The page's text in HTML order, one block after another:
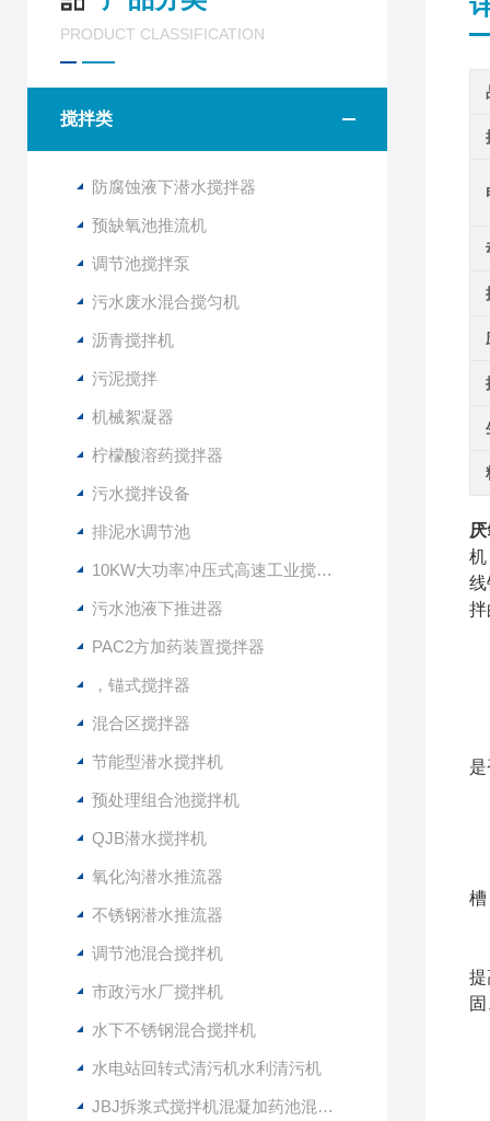
PRODUCT CLASSIFICATION
搅拌类
防腐蚀液下潜水搅拌器
预缺氧池推流机
调节池搅拌泵
污水废水混合搅匀机
沥青搅拌机
污泥搅拌
机械絮凝器
柠檬酸溶药搅拌器
污水搅拌设备
排泥水调节池
10KW大功率冲压式高速工业搅拌设备
污水池液下推进器
PAC2方加药装置搅拌器
，锚式搅拌器
混合区搅拌器
节能型潜水搅拌机
预处理组合池搅拌机
QJB潜水搅拌机
氧化沟潜水推流器
不锈钢潜水推流器
调节池混合搅拌机
市政污水厂搅拌机
水下不锈钢混合搅拌机
水电站回转式清污机水利清污机
JBJ拆浆式搅拌机混凝加药池混合型搅拌器
机
线
拌
槽
提